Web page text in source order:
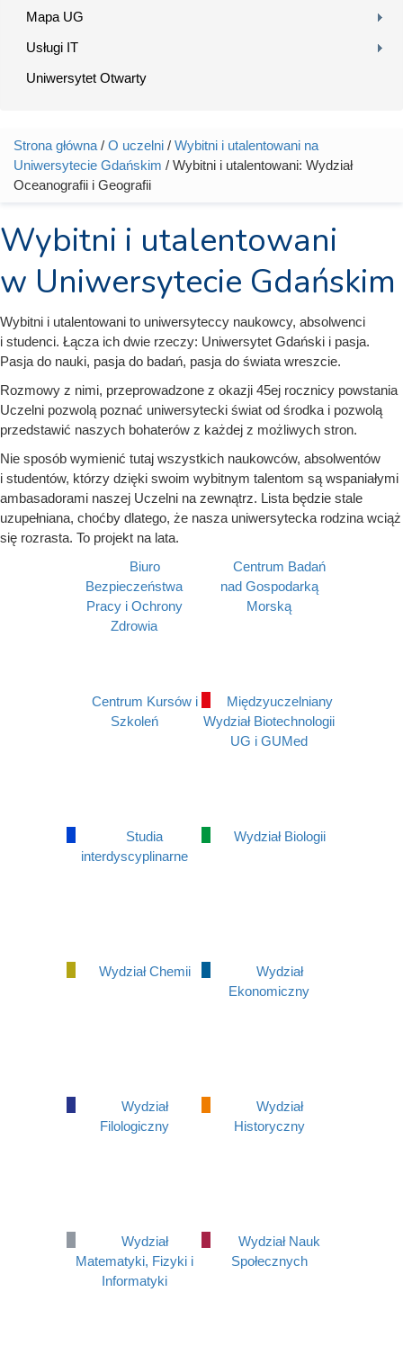
Mapa UG
Usługi IT
Uniwersytet Otwarty
Jesteś tutaj
Strona główna / O uczelni / Wybitni i utalentowani na
Uniwersytecie Gdańskim / Wybitni i utalentowani: Wydział
Oceanografii i Geografii
Wybitni i utalentowani
w Uniwersytecie Gdańskim
Wybitni i utalentowani to uniwersyteccy naukowcy, absolwenci
i studenci. Łącza ich dwie rzeczy: Uniwersytet Gdański i pasja.
Pasja do nauki, pasja do badań, pasja do świata wreszcie.
Rozmowy z nimi, przeprowadzone z okazji 45ej rocznicy powstania
Uczelni pozwolą poznać uniwersytecki świat od środka i pozwolą
przedstawić naszych bohaterów z każdej z możliwych stron.
Nie sposób wymienić tutaj wszystkich naukowców, absolwentów
i studentów, którzy dzięki swoim wybitnym talentom są wspaniałymi
ambasadorami naszej Uczelni na zewnątrz. Lista będzie stale
uzupełniana, choćby dlatego, że nasza uniwersytecka rodzina wciąż
się rozrasta. To projekt na lata.
Biuro
Bezpieczeństwa
Pracy i Ochrony
Zdrowia
Centrum Badań
nad Gospodarką
Morską
Centrum Kursów i
Szkoleń
Międzyuczelniany
Wydział Biotechnologii
UG i GUMed
Studia
interdyscyplinarne
Wydział Biologii
Wydział Chemii
Wydział
Ekonomiczny
Wydział
Filologiczny
Wydział
Historyczny
Wydział
Matematyki, Fizyki i
Informatyki
Wydział Nauk
Społecznych